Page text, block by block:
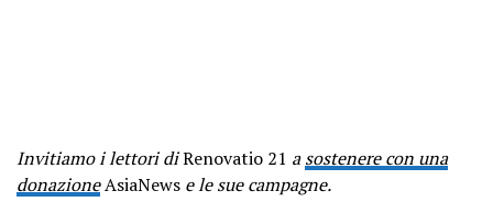
Invitiamo i lettori diRenovatio 21 asostenere con una
donazioneAsiaNews e le sue campagne.